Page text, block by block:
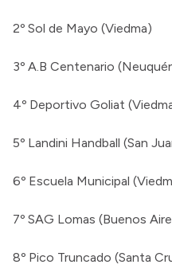
2º Sol de Mayo (Viedma)
3º A.B Centenario
4º Deportivo Goliat
5º Landini Handball (San
6º Escuela Municipal
7º SAG Lomas (Buenos
8º Pico Truncado (Santa